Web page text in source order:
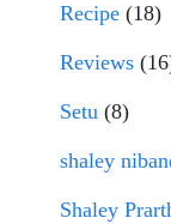
Recipe (18)
Reviews
Setu (8)
shaley
Shaley